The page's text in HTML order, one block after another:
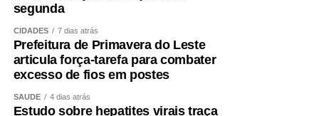
segunda
CIDADES 7 dias atrás
Prefeitura de Primavera do Leste
articula força-tarefa para combater
excesso de fios em postes
SAÚDE 4 dias atrás
Estudo sobre hepatites virais traça